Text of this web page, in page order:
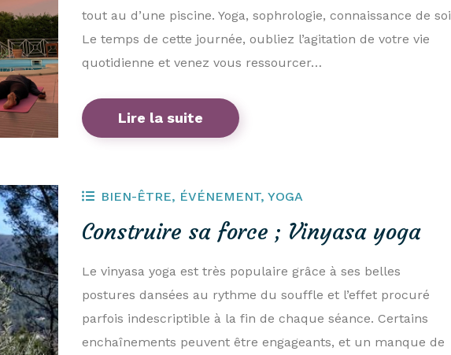
tout au d’une piscine. Yoga, sophrologie, connaissance de soi
Le temps de cette journée, oubliez l’agitation de votre vie
quotidienne et venez vous ressourcer…
Lire la suite
BIEN-ÊTRE, ÉVÉNEMENT,YOGA
Construire sa force ; Vinyasa yoga
Le vinyasa yoga est très populaire grâce à ses belles
postures dansées au rythme du souffle et l’effet procuré
parfois indescriptible à la fin de chaque séance. Certains
enchaînements peuvent être engageants, et un manque de